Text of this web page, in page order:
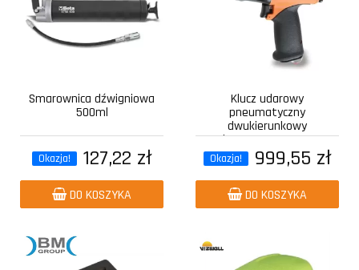
Smarownica dźwigniowa
500ml
Okazja! 127,22 zł
DO KOSZYKA
Klucz udarowy
pneumatyczny
dwukierunkowy
kompozytowy z...
Okazja! 999,55 zł
DO KOSZYKA